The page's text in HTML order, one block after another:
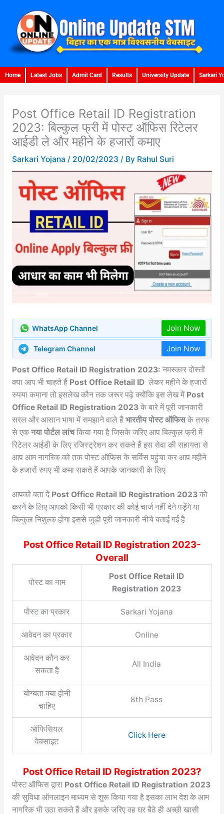
content
Home Latest Jobs Admit Card Results University Update Sarkari
Post Office Retail ID Registration
2023: बिल्कुल फ्री में पोस्ट ऑफिस रिटेलर
आईडी ले और महीने के हजारों कमाए
Sarkari Yojana / 20/02/2023 / By Rahul Suri
WhatsApp Channel Join Now
Telegram Channel Join Now
Post Office Retail ID Registration 2023: नमस्कार दोस्तों
क्या आप भी चाहते हैं Post Office Retail ID लेकर महीने के हजारों
रुपया कमाना तो इसलेख कौन तक जरूर पढ़े क्योंकि इस लेख में Post
Office Retail ID Registration 2023के बारे में पूरी जानकारी
सरल और आसान भाषा में समझाने वाले हैं भारतीय पोस्ट ऑफिसके तरफ
से एक नया पोर्टल लांचकिया गया है जिसके जरिए आप बिल्कुल फ्री में
रिटेलर आईडी के लिए रजिस्ट्रेशन कर सकते हैं इस सेवा की सहायता से
आप आम नागरिक को तक पोस्ट ऑफिस के सर्विस पहुंचा कर आप महीने
के हजारों रुपए भी कमा सकते हैं आपके जानकारी के लिए
आपको बता दें Post Office Retail ID Registration 2023को
करने के लिए आपको किसी भी प्रकार की कोई चार्ज नहीं देने पड़ेंगे या
बिल्कुल निशुल्क होगा इससे जुड़ी पूरी जानकारी नीचे बताई गई है
Post Office Retail ID Registration 2023-
Overall
पोस्ट का नाम
Post Office Retail ID
Registration 2023
पोस्ट का प्रकार Sarkari Yojana
आवेदन का प्रकार Online
आवेदन कौन कर
सकता है
All India
योग्यता क्या होनी
चाहिए
8th Pass
ऑफिसियल
वेबसाइट
Click Here
Post Office Retail ID Registration 2023?
पोस्ट ऑफिस द्वारा Post Office Retail ID Registration 2023
की सुविधा ऑनलाइन माध्यम से शुरू किया गया है इसका लाभ देश के आम
नागरिक भी उठा सकते हैं और इसके जरिए वह घर बैठे ही अच्छी खासी